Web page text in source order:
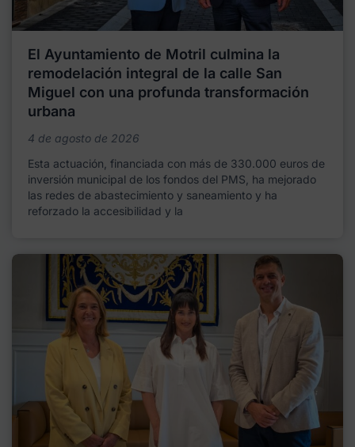
El Ayuntamiento de Motril culmina la
remodelación integral de la calle San
Miguel con una profunda transformación
urbana
4 de agosto de 2026
Esta actuación, financiada con más de 330.000 euros de
inversión municipal de los fondos del PMS, ha mejorado
las redes de abastecimiento y saneamiento y ha
reforzado la accesibilidad y la